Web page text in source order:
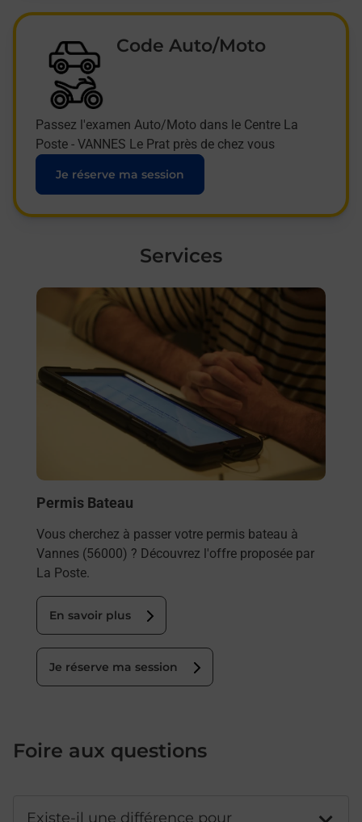
Code Auto/Moto
Passez l'examen Auto/Moto dans le Centre La
Poste - VANNES Le Prat près de chez vous
Je réserve ma session
Services
En savoir plus
Permis Bateau
Vous cherchez à passer votre permis bateau à
Vannes (56000) ? Découvrez l'offre proposée par
La Poste.
En savoir plus
Je réserve ma session
Foire aux questions
Existe-il une différence pour